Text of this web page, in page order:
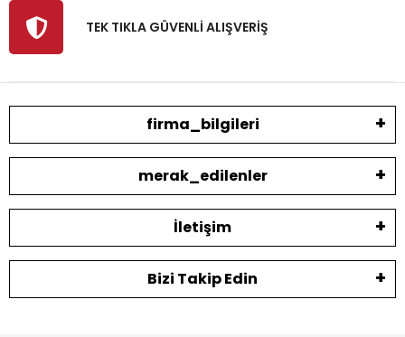
TEK TIKLA GÜVENLİ ALIŞVERİŞ
firma_bilgileri
merak_edilenler
İletişim
Bizi Takip Edin